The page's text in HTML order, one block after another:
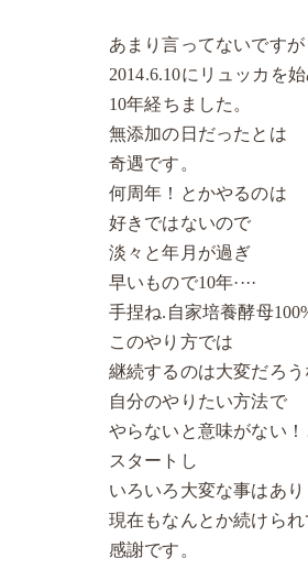
あまり言ってないですが
2014.6.10にリュッカを
10年経ちました。
無添加の日だったとは
奇遇です。
何周年！とかやるのは
好きではないので
淡々と年月が過ぎ
早いもので10年····
手捏ね.自家培養酵母
このやり方では
継続するのは大変だろ
自分のやりたい方法で
やらないと意味がない！
スタートし
いろいろ大変な事はあ
現在もなんとか続けら
感謝です。